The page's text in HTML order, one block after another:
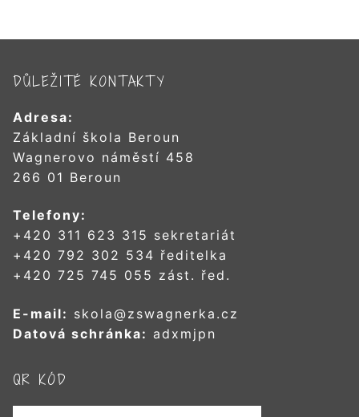
DŮLEŽITÉ KONTAKTY
Adresa:
Základní škola Beroun
Wagnerovo náměstí 458
266 01 Beroun
Telefony:
+420 311 623 315 sekretariát
+420 792 302 534 ředitelka
+420 725 745 055 zást. řed.
E-mail: skola@zswagnerka.cz
Datová schránka: adxmjpn
QR KÓD